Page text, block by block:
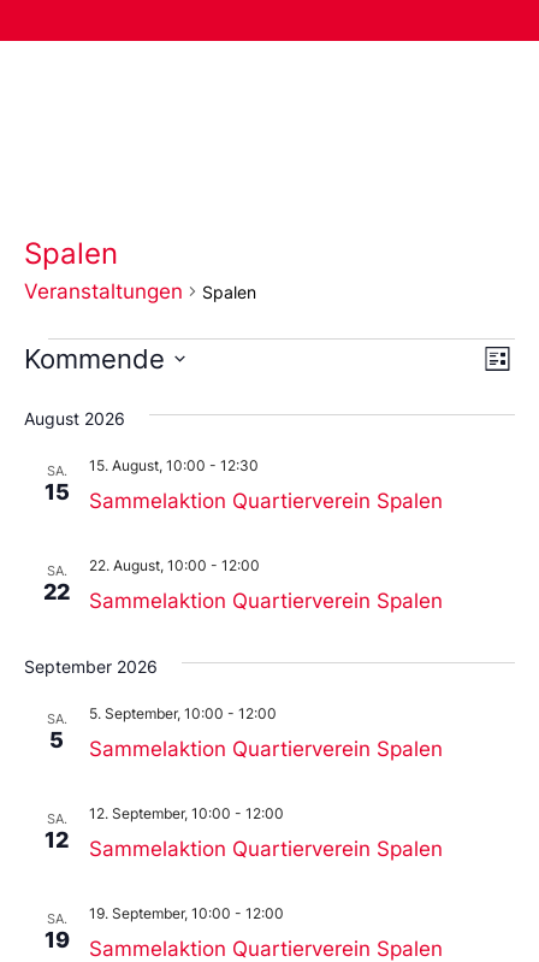
Spalen
Veranstaltungen Spalen
Liste
Kommende
Sie
das
aus.
August 2026
SA.
15 Sammelaktion Quartierverein Spalen
15. August, 10:00 - 12:30
SA.
22 Sammelaktion Quartierverein Spalen
22. August, 10:00 - 12:00
September 2026
SA.
5 Sammelaktion Quartierverein Spalen
5. September, 10:00 - 12:00
SA.
12 Sammelaktion Quartierverein Spalen
12. September, 10:00 - 12:00
SA.
19 Sammelaktion Quartierverein Spalen
19. September, 10:00 - 12:00